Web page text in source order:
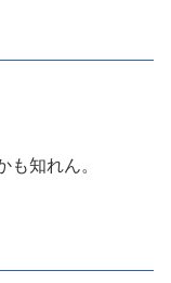
も知れん。